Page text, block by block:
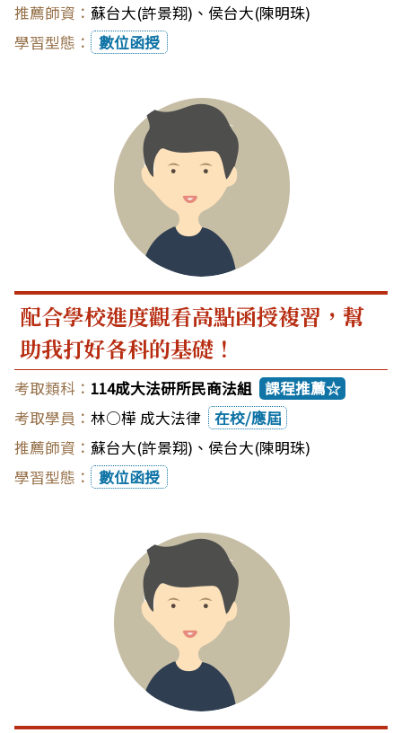
蘇台大(許景翔) 、 侯台大(陳明珠)
數位函授
配合學校進度觀看高點函授複習，幫
助我打好各科的基礎！
114成大法研所民商法組 課程推薦☆
林○樺 成大法律
在校/應屆
蘇台大(許景翔) 、 侯台大(陳明珠)
數位函授